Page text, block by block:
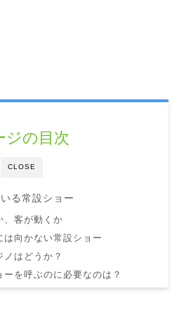
CLOSE
ジの目次
る常設ショー
、客が動くか
は向かない常設ショー
ノはどうか？
ーを呼ぶのに必要なのは？